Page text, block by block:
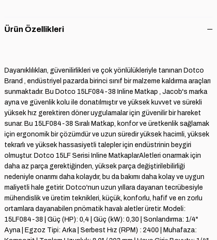
Ürün Özellikleri
Dayanıklılıkları, güvenilirlikleri ve çok yönlülükleriyle tanınan Dotco
Brand , endüstriyel pazarda birinci sınıf bir malzeme kaldırma araçları
sunmaktadır. Bu Dotco 15LF084-38 Inline Matkap , Jacob's marka
ayna ve güvenlik kolu ile donatılmıştır ve yüksek kuvvet ve sürekli
yüksek hız gerektiren döner uygulamalar için güvenilir bir hareket
sunar. Bu 15LF084-38 Sıralı Matkap, konfor ve üretkenlik sağlamak
için ergonomik bir çözümdür ve uzun süredir yüksek hacimli, yüksek
tekrarlı ve yüksek hassasiyetli talepler için endüstrinin beygiri
olmuştur. Dotco 15LF Serisi Inline MatkaplarAletleri onarmak için
daha az parça gerektiğinden, yüksek parça değiştirilebilirliği
nedeniyle onarımı daha kolaydır, bu da bakımı daha kolay ve uygun
maliyetli hale getirir. Dotco'nun uzun yıllara dayanan tecrübesiyle
mühendislik ve üretim teknikleri, küçük, konforlu, hafif ve en zorlu
ortamlara dayanabilen pnömatik havalı aletler üretir. Modeli:
15LF084-38 | Güç (HP): 0,4 | Güç (kW): 0,30 | Sonlandırma: 1/4"
Ayna | Egzoz Tipi: Arka | Serbest Hız (RPM) : 2400 | Muhafaza: